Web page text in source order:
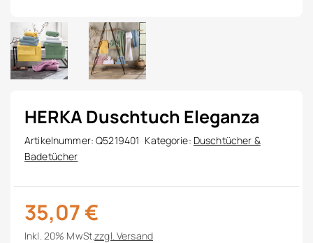
HERKA Duschtuch Eleganza
Artikelnummer:Q5219401 Kategorie: Duschtücher &
Badetücher
35,07€
Inkl. 20% MwSt.zzgl. Versand